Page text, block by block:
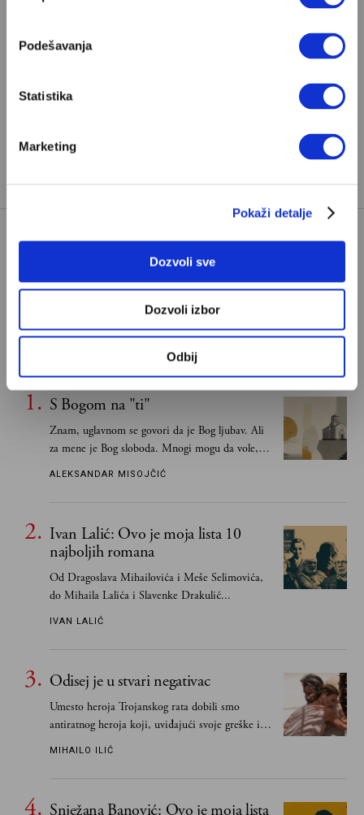
Podešavanja
Statistika
Marketing
Pokaži detalje
Dozvoli sve
Dozvoli izbor
Odbij
PREMIJER LIGA
POPULARNO
S Bogom na "ti"
Znam, uglavnom se govori da je Bog ljubav. Ali
za mene je Bog sloboda. Mnogi mogu da vole, a
tek retki mogu da podnesu slobodu
ALEKSANDAR MISOJČIĆ
Ivan Lalić: Ovo je moja lista 10
najboljih romana
Od Dragoslava Mihailovića i Meše Selimovića,
do Mihaila Lalića i Slavenke Drakulić...
IVAN LALIĆ
Odisej je u stvari negativac
Umesto heroja Trojanskog rata dobili smo
antiratnog heroja koji, uviđajući svoje greške i
učeći na njima, shvata da postoje stvari koje su
MIHAILO ILIĆ
Snježana Banović: Ovo je moja lista